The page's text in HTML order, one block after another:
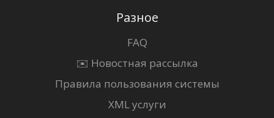
Разное
FAQ
✉️ Новостная рассылка
Правила пользования системы
XML услуги